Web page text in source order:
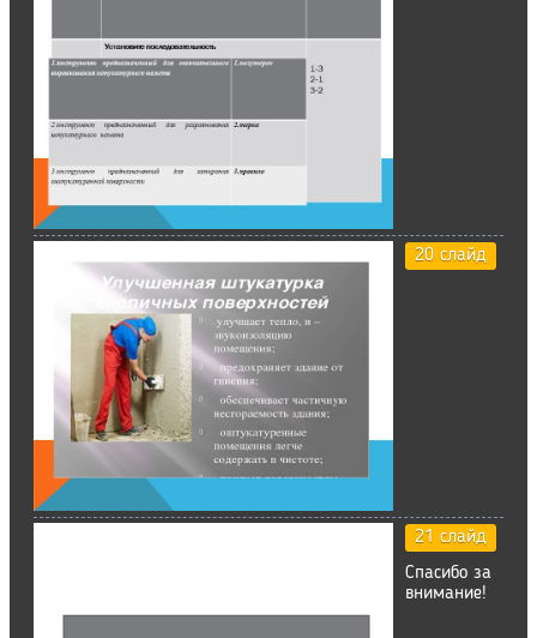
20 слайд
21 слайд
Спасибо за
внимание!